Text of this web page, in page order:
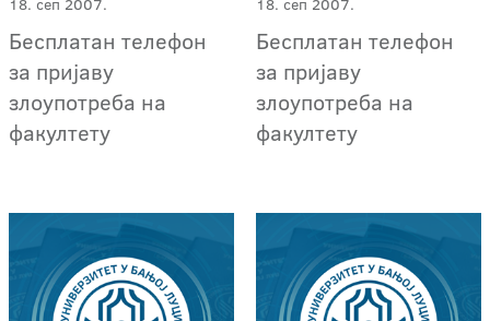
Бесплатан телефон
за пријаву
злоупотреба на
факултету
Бесплатан телефон
за пријаву
злоупотреба на
факултету